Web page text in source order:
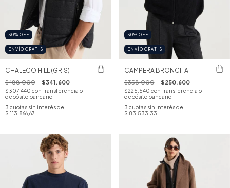
30% OFF
ENVÍO GRATIS
CHALECO HILL (GRIS)
$488.000 $341.600
$307.440 con Transferencia o
depósito bancario
3 cuotas sin interés de
$ 113.866,67
30% OFF
ENVÍO GRATIS
CAMPERA BRONCITA
$358.000 $250.600
$225.540 con Transferencia o
depósito bancario
3 cuotas sin interés de
$ 83.533,33